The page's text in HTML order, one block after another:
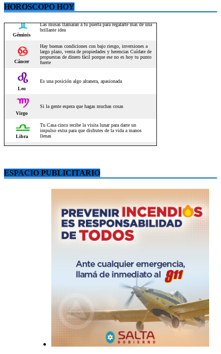
HOROSCOPO HOY
ESPACIO PUBLICITARIO